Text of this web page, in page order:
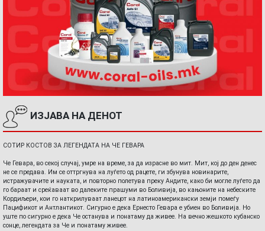
ИЗЈАВА НА ДЕНОТ
СОТИР КОСТОВ ЗА ЛЕГЕНДАТА НА ЧЕ ГЕВАРА
Че Гевара, во секој случај, умре на време, за да израсне во мит. Мит, кој до ден денес
не се предава. Им се оттргнува на луѓето од рацете, ги збунува новинарите,
истражувачите и науката, и повторно полетува преку Андите, како би могле луѓето да
го бараат и среќаваат во далеките прашуми во Боливија, во кањоните на небеските
Кордиљери, кои го наткрилуваат ланецот на латиноамерикански земји помеѓу
Пацификот и Антлантикот. Сигурно е дека Ернесто Гевара е убиен во Боливија. Но
уште по сигурно е дека Че останува и понатаму да живее. На вечно жешкото кубанско
сонце, легендата за Че и понатаму живее.